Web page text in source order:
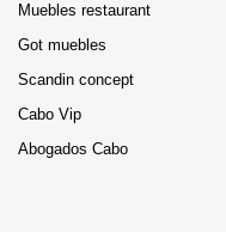
Muebles restaurant
Got muebles
Scandin concept
Cabo Vip
Abogados Cabo